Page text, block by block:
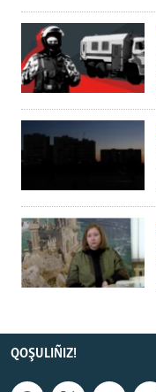
QOŞULIÑIZ!